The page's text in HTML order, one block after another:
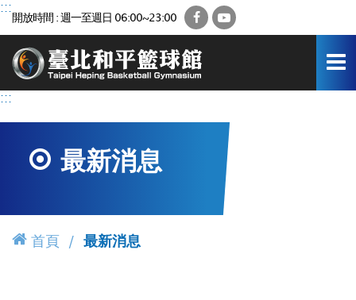
跳
容
:::
開放時間 : 週一至週日 06:00~23:00 FacebookYouTube
:::
最新消息
首頁 最新消息